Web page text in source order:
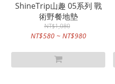
ShineTrip山趣 05系列 戰
術野餐地墊
NT$1,080
NT$580 ~ NT$980